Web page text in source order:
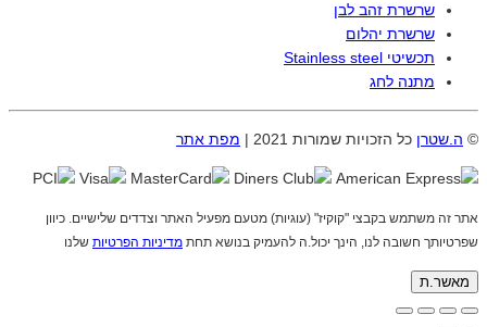
שרשרת זהב לבן
שרשרת יהלום
תכשיטי Stainless steel
מתנה לחג
© ה.שטרן כל הזכויות שמורות 2021 | מפת אתר
אתר זה משתמש בקבצי "קוקיז" (עוגיות) מטעם מפעיל האתר וצדדים שלישיים. כיוון
שפרטיותך חשובה לנו, הינך יכול.ה להעמיק בנושא תחת מדיניות הפרטיות שלנו
מאשר.ת